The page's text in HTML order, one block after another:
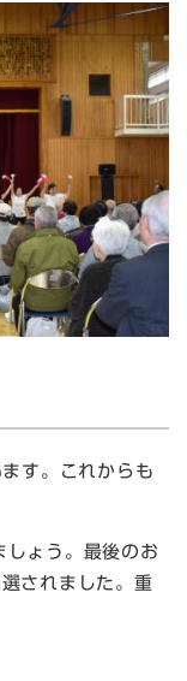
す。これからも
ょう。最後のお
されました。重